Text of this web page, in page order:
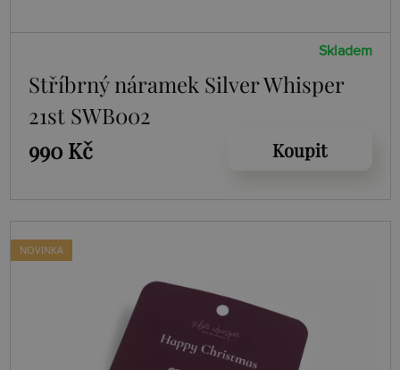
Skladem
Stříbrný náramek Silver Whisper
21st SWB002
990 Kč
Koupit
NOVINKA